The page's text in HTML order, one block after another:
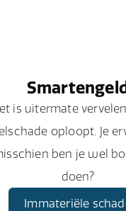
is uitermate
oploopt. Je
ben je wel
doen?
Immateriële